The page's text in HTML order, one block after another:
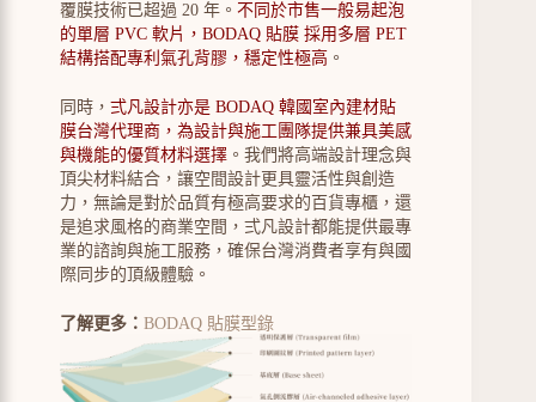
覆膜技術已超過 20 年。 不同於市售一般易起泡
的單層 PVC 軟片，BODAQ 貼膜 採用多層 PET
結構搭配專利氣孔背膠，穩定性極高 。
同時， 弍凡設計亦是 BODAQ 韓國室內建材貼
膜台灣代理商，為設計與施工團隊提供兼具美感
與機能的優質材料選擇 。我們將高端設計理念與
頂尖材料結合，讓空間設計更具靈活性與創造
力，無論是對於品質有極高要求的百貨專櫃，還
是追求風格的商業空間，弍凡設計都能提供最專
業的諮詢與施工服務，確保台灣消費者享有與國
際同步的頂級體驗。
了解更多： BODAQ 貼膜型錄